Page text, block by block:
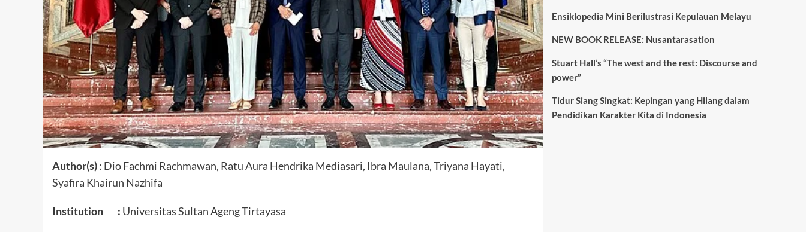
Author(s): Dio Fachmi Rachmawan, Ratu Aura Hendrika Mediasari, Ibra Maulana, Triyana Hayati,
Syafira Khairun Nazhifa
Institution : Universitas Sultan Ageng Tirtayasa
Ensiklopedia Mini Berilustrasi Kepulauan Melayu
NEW BOOK RELEASE: Nusantarasation
Stuart Hall’s “The west and the rest: Discourse and
power”
Tidur Siang Singkat: Kepingan yang Hilang dalam
Pendidikan Karakter Kita di Indonesia